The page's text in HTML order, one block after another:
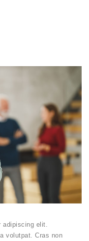
adipiscing elit.
volutpat. Cras non